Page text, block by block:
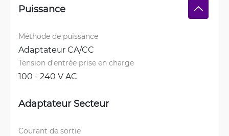
Puissance
Méthode de puissance
Adaptateur CA/CC
Tension d'entrée prise en charge
100 - 240 V AC
Adaptateur Secteur
Courant de sortie